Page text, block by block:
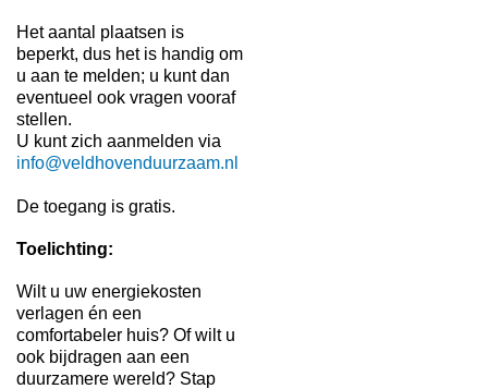
Het aantal plaatsen is
beperkt, dus het is handig om
u aan te melden; u kunt dan
eventueel ook vragen vooraf
stellen.
U kunt zich aanmelden via
info@veldhovenduurzaam.nl
De toegang is gratis.
Toelichting:
Wilt u uw energiekosten
verlagen én een
comfortabeler huis? Of wilt u
ook bijdragen aan een
duurzamere wereld? Stap